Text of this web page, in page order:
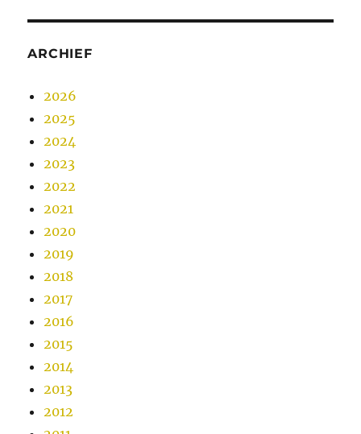
ARCHIEF
2026
2025
2024
2023
2022
2021
2020
2019
2018
2017
2016
2015
2014
2013
2012